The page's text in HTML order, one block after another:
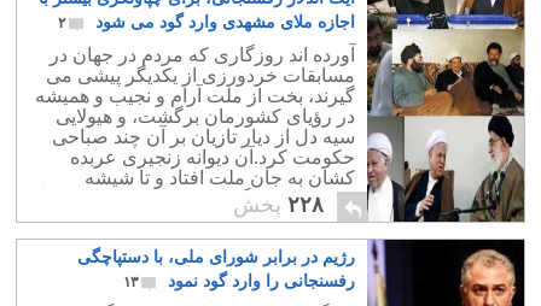
اجازه ملای مشهدی وارد گود می شود
۲
آورده اند روزگاری که مردم در جهان در
مسابقات خردورزی از یکدیگر پیشی می
گیرند، بخت از ملت آرام و نجیب و همیشه
در رؤیای کشورمان برگشت، و هیولایی
سیه دل از دیار تازیان بر آن چند صباحی
حکومت کرد.آن دیوانه زنجیری عربده
کشان به جان ملت افتاد و تا شیشه
عمرش به سنگ نخورده بود، از سلحشوران
و بیگناهان بکشت،
۲۲۸ پخش
رژیم در برابر شورای ملی، با دستپاچگی
رفسنجانی را وارد گود نمود
۱۳